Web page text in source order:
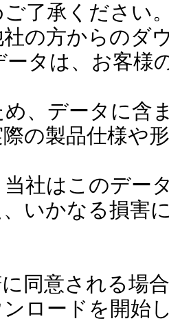
ご了承ください
の方からのダ
ータは、お客様
、データに含
の製品仕様や
社はこのデー
いかなる損害
同意される場
ンロードを開始